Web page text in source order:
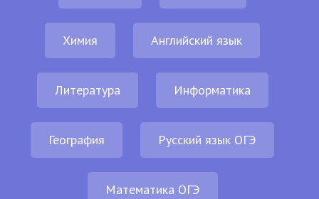
Химия Английский язык
Литература Информатика
География Русский язык ОГЭ
Математика ОГЭ